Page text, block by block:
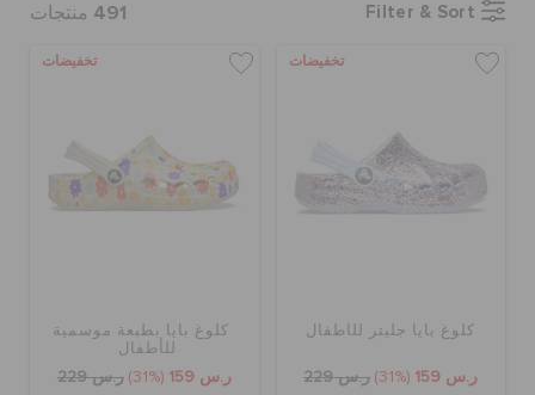
كروكس لمكان العمل
Filter & Sort
491 منتجات
تخفيضات
كلوغ بايا جليتر للأطفال
ر.س 159 (31%) ر.س 229
تخفيضات
كلوغ بايا بطبعة موسمية
للأطفال
ر.س 159 (31%) ر.س 229